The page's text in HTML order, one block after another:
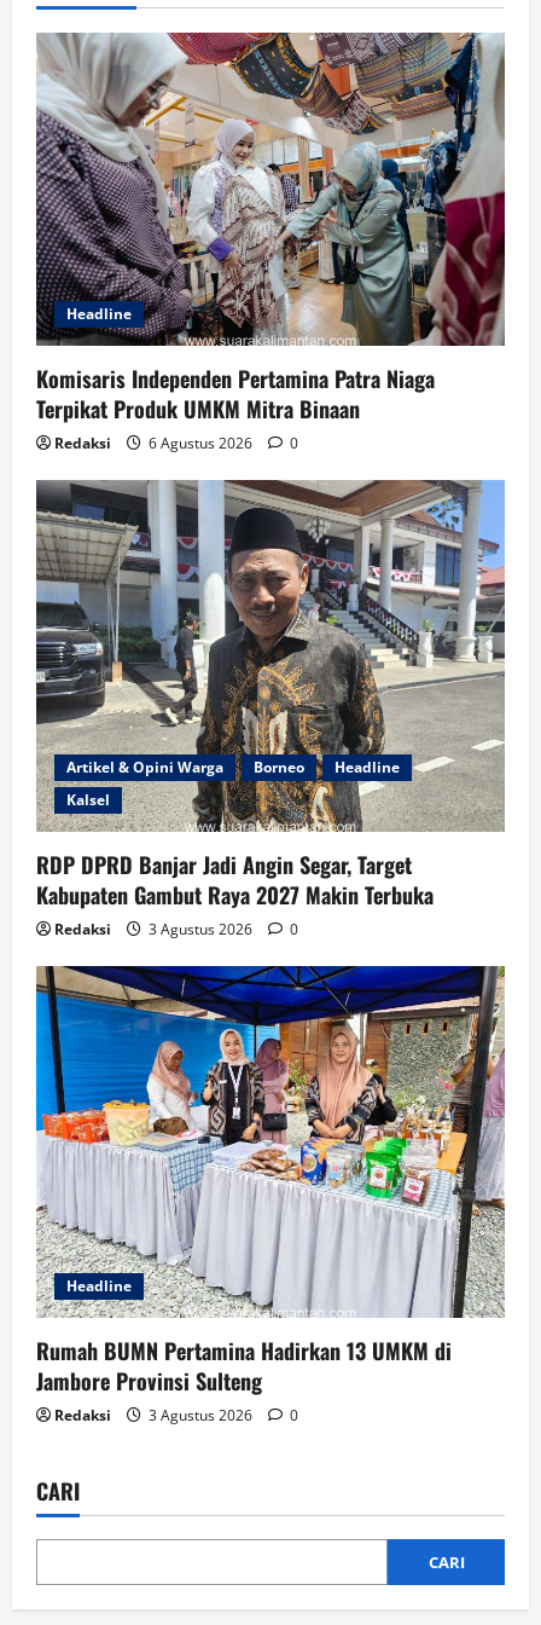
Headline
Komisaris Independen Pertamina Patra Niaga
Terpikat Produk UMKM Mitra Binaan
Redaksi 6 Agustus 2026 0
Artikel & Opini Warga Borneo
Headline
Kalsel
RDP DPRD Banjar Jadi Angin Segar, Target
Kabupaten Gambut Raya 2027 Makin Terbuka
Redaksi 3 Agustus 2026 0
Headline
Rumah BUMN Pertamina Hadirkan 13 UMKM di
Jambore Provinsi Sulteng
Redaksi 3 Agustus 2026 0
CARI
CARI